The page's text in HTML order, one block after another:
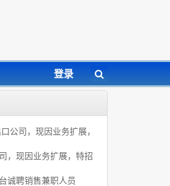
登录
公司，现因业务扩展，
，现因业务扩展，特招
诚聘销售兼职人员